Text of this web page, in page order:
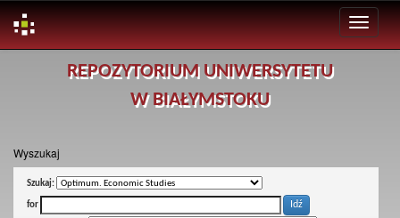
REPOZYTORIUM UNIWERSYTETU
W BIAŁYMSTOKU
Wyszukaj
Szukaj:
for